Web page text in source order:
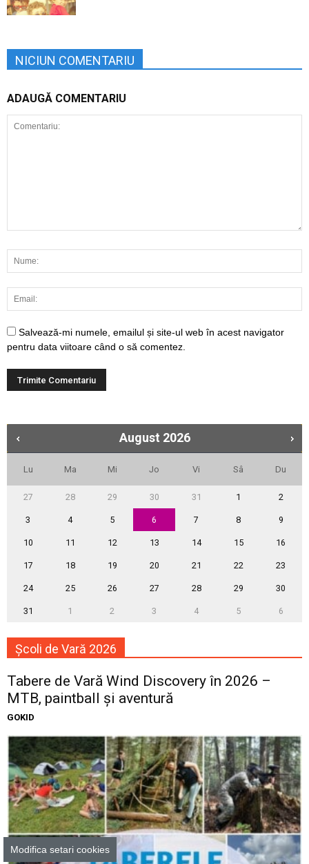
NICIUN COMENTARIU
ADAUGĂ COMENTARIU
Salvează-mi numele, emailul și site-ul web în acest navigator
pentru data viitoare când o să comentez.
August 2026
Lu Ma Mi Jo Vi Sâ Du
27 28 29 30 31 1 2
3 4 5 6 7 8 9
10 11 12 13 14 15 16
17 18 19 20 21 22 23
24 25 26 27 28 29 30
31 1 2 3 4 5 6
Școli de Vară 2026
Tabere de Vară Wind Discovery în 2026 –
MTB, paintball și aventură
GOKID
Modifica setari cookies